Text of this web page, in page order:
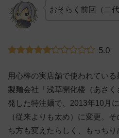
おそらく前回（二
5.0
用心棒の実店舗で使われてい
製麺会社「浅草開化楼（あさ
発した特注麺で、2013年10月
（従来よりも太め）に変更。
ち方も変えたらしく、もっち